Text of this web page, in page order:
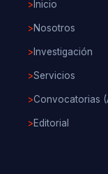
> Inicio
>Nosotros
> Investigación
>Servicios
>Convocatorias
>Editorial